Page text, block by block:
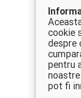
cookie
despre
pentru
pot fi